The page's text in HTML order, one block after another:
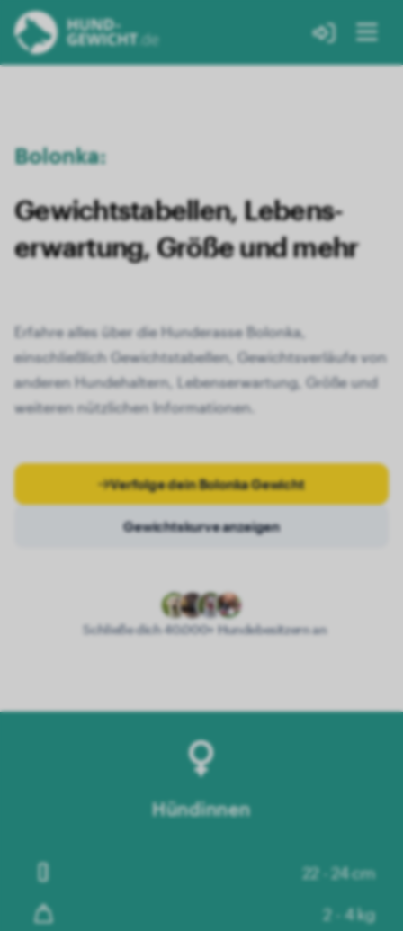
Bolonka:
Gewichts­tabellen, Lebens­
erwartung, Größe und mehr
Erfahre alles über die Hunderasse Bolonka,
einschließlich Gewichtstabellen, Gewichtsverläufe von
anderen Hundehaltern, Lebenserwartung, Größe und
weiteren nützlichen Informationen.
Verfolge dein Bolonka Gewicht
Gewichtskurve anzeigen
Schließe dich 40.000+ Hundebesitzern an
Hündinnen
22 - 24 cm
2 - 4 kg